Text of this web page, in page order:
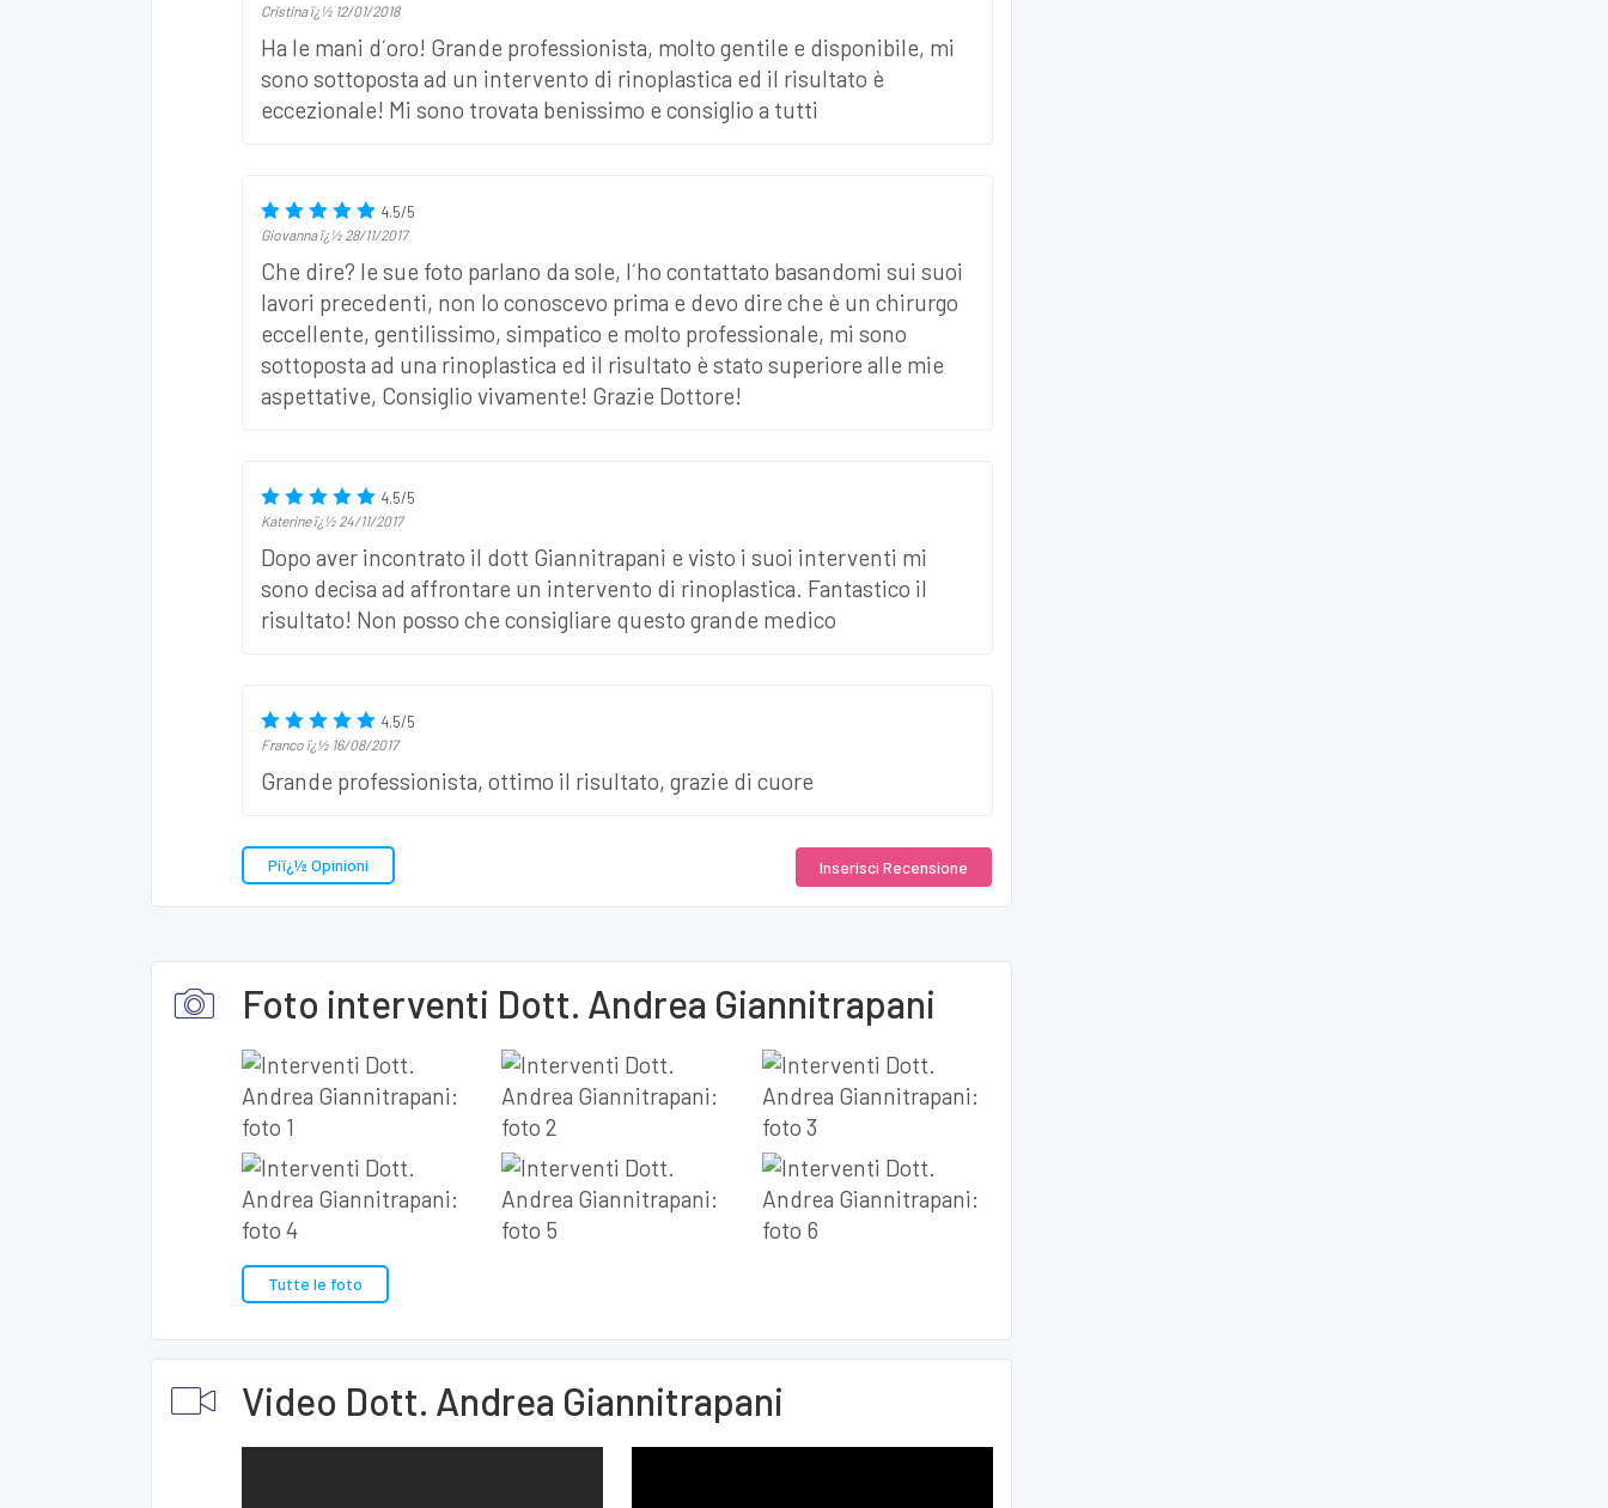
Cristinaï¿½ 12/01/2018
Ha le mani d´oro! Grande professionista, molto gentile e disponibile, mi
sono sottoposta ad un intervento di rinoplastica ed il risultato è
eccezionale! Mi sono trovata benissimo e consiglio a tutti
4.5/5
Giovannaï¿½ 28/11/2017
Che dire? le sue foto parlano da sole, l´ho contattato basandomi sui suoi
lavori precedenti, non lo conoscevo prima e devo dire che è un chirurgo
eccellente, gentilissimo, simpatico e molto professionale, mi sono
sottoposta ad una rinoplastica ed il risultato è stato superiore alle mie
aspettative, Consiglio vivamente! Grazie Dottore!
4.5/5
Katerineï¿½ 24/11/2017
Dopo aver incontrato il dott Giannitrapani e visto i suoi interventi mi
sono decisa ad affrontare un intervento di rinoplastica. Fantastico il
risultato! Non posso che consigliare questo grande medico
4.5/5
Franco ï¿½ 16/08/2017
Grande professionista, ottimo il risultato, grazie di cuore
Piï¿½ Opinioni Inserisci Recensione
Foto interventi Dott. Andrea Giannitrapani
Tutte le foto
Video Dott. Andrea Giannitrapani